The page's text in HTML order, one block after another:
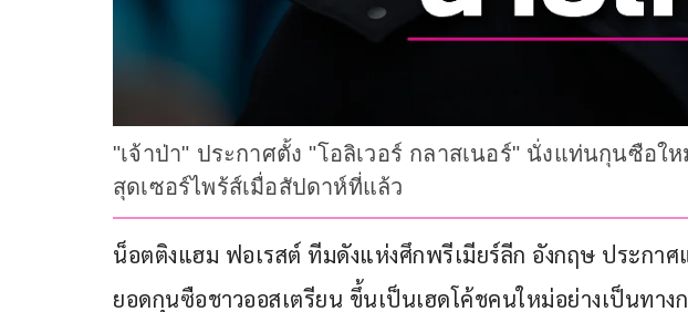
"เจ้าป่า" ประกาศตั้ง "โอลิเวอร์ กลาสเนอร์" นั่งแท่นกุนซือใ
สุดเซอร์ไพร้ส์เมื่อสัปดาห์ที่แล้ว
น็อตติงแฮม ฟอเรสต์ ทีมดังแห่งศึกพรีเมียร์ลีก อังกฤษ ประกาศแ
ยอดกุนซือชาวออสเตรียน ขึ้นเป็นเฮดโค้ชคนใหม่อย่างเป็นทาง